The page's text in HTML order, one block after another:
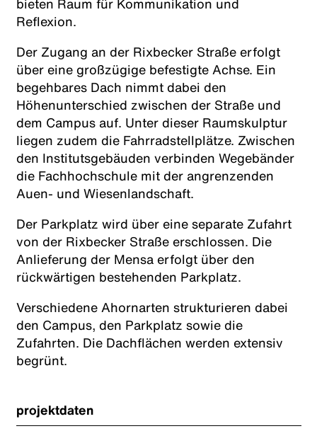
Reflexion.
Der Zugang an der Rixbecker Straße erfolgt
über eine großzügige befestigte Achse. Ein
begehbares Dach nimmt dabei den
Höhenunterschied zwischen der Straße und
dem Campus auf. Unter dieser Raumskulptur
liegen zudem die Fahrradstellplätze. Zwischen
den Institutsgebäuden verbinden Wegebänder
die Fachhochschule mit der angrenzenden
Auen- und Wiesenlandschaft.
Der Parkplatz wird über eine separate Zufahrt
von der Rixbecker Straße erschlossen. Die
Anlieferung der Mensa erfolgt über den
rückwärtigen bestehenden Parkplatz.
Verschiedene Ahornarten strukturieren dabei
den Campus, den Parkplatz sowie die
Zufahrten. Die Dachflächen werden extensiv
begrünt.
projektdaten